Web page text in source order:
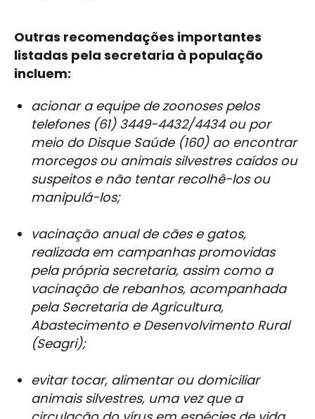
Outras recomendações importantes
listadas pela secretaria à população
incluem:
acionar a equipe de zoonoses pelos
telefones (61) 3449-4432/4434 ou por
meio do Disque Saúde (160) ao encontrar
morcegos ou animais silvestres caídos ou
suspeitos e não tentar recolhê-los ou
manipulá-los;
vacinação anual de cães e gatos,
realizada em campanhas promovidas
pela própria secretaria, assim como a
vacinação de rebanhos, acompanhada
pela Secretaria de Agricultura,
Abastecimento e Desenvolvimento Rural
(Seagri);
evitar tocar, alimentar ou domiciliar
animais silvestres, uma vez que a